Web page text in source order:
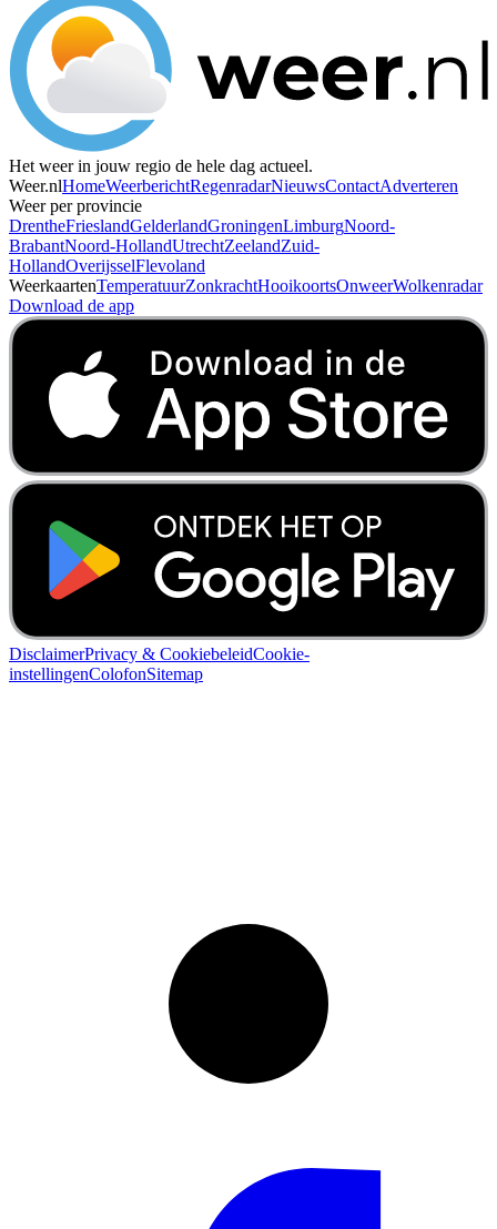
Het weer in jouw regio de hele dag actueel.
Weer.nlHomeWeerberichtRegenradarNieuwsContactAdverteren
Weer per provincie
DrentheFrieslandGelderlandGroningenLimburgNoord-
BrabantNoord-HollandUtrechtZeelandZuid-
HollandOverijsselFlevoland
WeerkaartenTemperatuurZonkrachtHooikoortsOnweerWolkenradar
Download de app
DisclaimerPrivacy & CookiebeleidCookie-
instellingenColofonSitemap